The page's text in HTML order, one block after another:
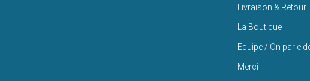
Livraison & Retour
La Boutique
Equipe / On parle
Merci